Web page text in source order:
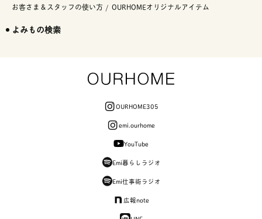
お客さま＆スタッフの使い方 OURHOMEオリジナルアイテム
よみもの検索
OURHOME305
emi.ourhome
YouTube
Emi暮らしラジオ
Emi仕事術ラジオ
広報note